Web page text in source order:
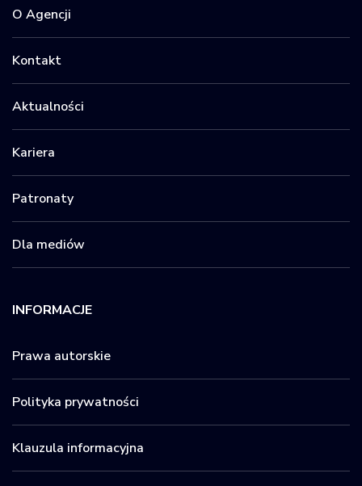
O Agencji
Kontakt
Aktualności
Kariera
Patronaty
Dla mediów
INFORMACJE
Prawa autorskie
Polityka prywatności
Klauzula informacyjna